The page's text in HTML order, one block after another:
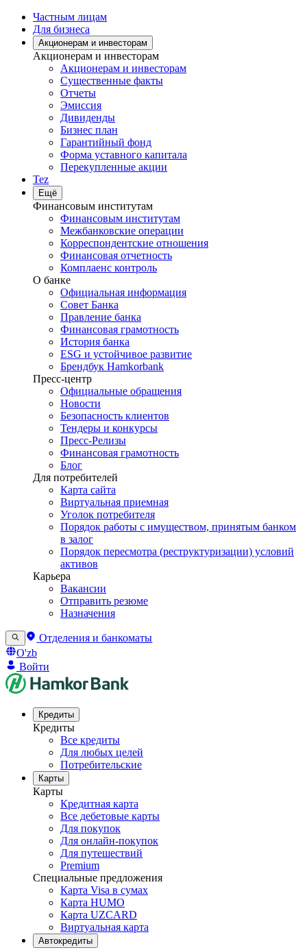
Частным лицам
Для бизнеса
Акционерам и инвесторам
Акционерам и инвесторам
Акционерам и инвесторам
Существенные факты
Отчеты
Эмиссия
Дивиденды
Бизнес план
Гарантийный фонд
Форма уставного капитала
Перекупленные акции
Tez
Ещё
Финансовым институтам
Финансовым институтам
Межбанковские операции
Корреспондентские отношения
Финансовая отчетность
Комплаенс контроль
О банке
Официальная информация
Совет Банка
Правление банка
Финансовая грамотность
История банка
ESG и устойчивое развитие
Брендбук Hamkorbank
Пресс-центр
Официальные обращения
Новости
Безопасность клиентов
Тендеры и конкурсы
Пресс-Релизы
Финансовая грамотность
Блог
Для потребителей
Карта сайта
Виртуальная приемная
Уголок потребителя
Порядок работы с имуществом, принятым банком
в залог
Порядок пересмотра (реструктуризации) условий
активов
Карьера
Вакансии
Отправить резюме
Назначения
Отделения и банкоматы
O'zb
Войти
Кредиты
Кредиты
Все кредиты
Для любых целей
Потребительские
Карты
Карты
Кредитная карта
Все дебетовые карты
Для покупок
Для онлайн-покупок
Для путешествий
Premium
Специальные предложения
Карта Visa в сумах
Карта HUMO
Карта UZCARD
Виртуальная карта
Автокредиты